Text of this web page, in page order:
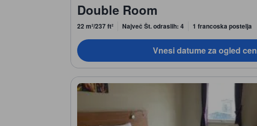
Double Room
22 m²/237 ft² Največ Št. odraslih: 4 1 francoska postelja
Vnesi datume za ogled cen